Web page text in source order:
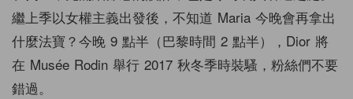
繼上季以女權主義出發後，不知道 Maria 今晚會再拿出
什麼法寶？今晚 9 點半（巴黎時間 2 點半），Dior 將
在 Musée Rodin 舉行 2017 秋冬季時裝騷，粉絲們不要
錯過。